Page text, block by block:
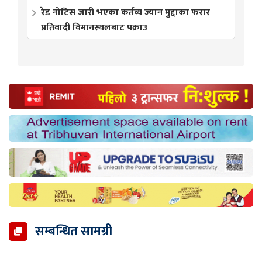
रेड नोटिस जारी भएका कर्तव्य ज्यान मुद्दाका फरार
प्रतिवादी विमानस्थलबाट पक्राउ
सम्बन्धित सामग्री